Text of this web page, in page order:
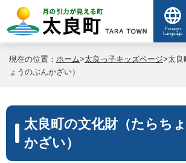
Foreign
Language
現在の位置： ホーム>太良っ子キッズページ>太良
ょうのぶんかざい）
太良町の文化財（たらち
かざい）